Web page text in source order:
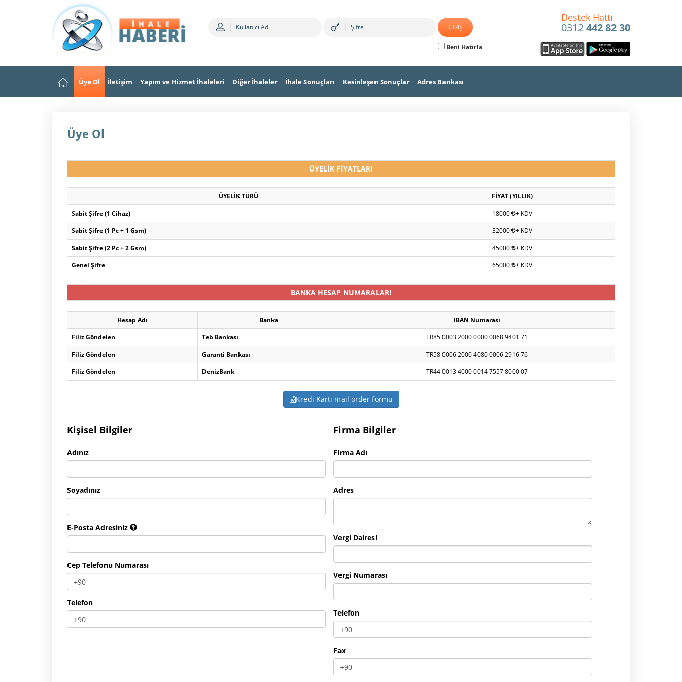
Beni Hatırla
Destek Hattı
0312442 82 30
Üye Ol İletişim Yapım ve Hizmet İhaleleri Diğer İhaleler İhale Sonuçları Kesinleşen Sonuçlar Adres Bankası
Üye Ol
ÜYELİK FİYATLARI
ÜYELİK TÜRÜ
FİYAT (YILLIK)
Sabit Şifre (1 Cihaz)
18000 + KDV
Sabit Şifre (1 Pc + 1 Gsm)
32000 + KDV
Sabit Şifre (2 Pc + 2 Gsm)
45000 + KDV
Genel Şifre
65000 + KDV
BANKA HESAP NUMARALARI
Hesap Adı Banka
IBAN Numarası
Filiz Göndelen
Teb Bankası
TR85 0003 2000 0000 0068 9401 71
Filiz Göndelen
Garanti Bankası
TR58 0006 2000 4080 0006 2916 76
Filiz Göndelen
DenizBank TR44 0013 4000 0014 7557 8000 07
Kredi Kartı mail order formu
Kişisel Bilgiler
Adınız
Soyadınız
E-Posta Adresiniz
Cep Telefonu Numarası
Telefon
Firma Bilgiler
Firma Adı
Adres
Vergi Dairesi
Vergi Numarası
Telefon
Fax